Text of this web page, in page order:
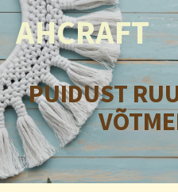
AHCRAFT
PUIDUST